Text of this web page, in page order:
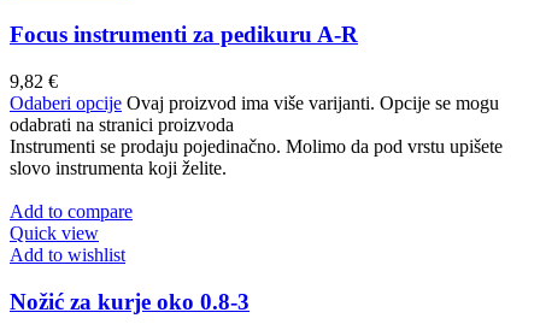
Focus instrumenti za pedikuru A-R
9,82 €
Odaberi opcije Ovaj proizvod ima više varijanti. Opcije se mogu
odabrati na stranici proizvoda
Instrumenti se prodaju pojedinačno. Molimo da pod vrstu upišete
slovo instrumenta koji želite.
Add to compare
Quick view
Add to wishlist
Nožić za kurje oko 0.8-3